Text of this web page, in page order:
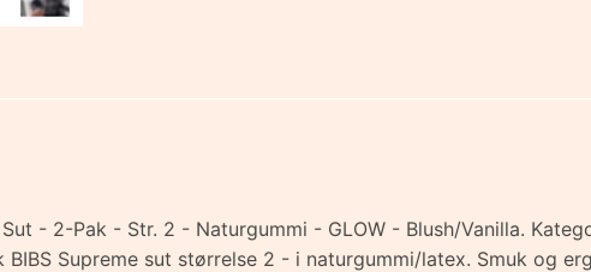
Sut - 2-Pak - Str. 2 - Naturgummi - GLOW - Blush/Vanilla.
Supreme sut størrelse 2 - i naturgummi/latex. Smuk og